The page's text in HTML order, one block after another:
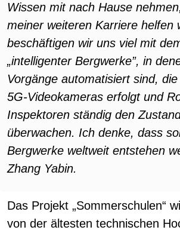
Wissen mit nach Hause
meiner weiteren Karriere helfen
beschäftigen wir uns viel mit
„intelligenter Bergwerke”, in
Vorgänge automatisiert sind,
5G-Videokameras erfolgt und
Inspektoren ständig den
überwachen. Ich denke, dass
Bergwerke weltweit entstehen
Zhang Yabin.
Das Projekt „Sommerschulen“
von der ältesten technischen